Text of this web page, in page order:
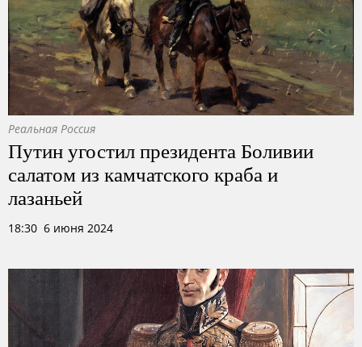
Реальная Россия
Путин угостил президента Боливии
салатом из камчатского краба и
лазаньей
18:30 6 июня 2024